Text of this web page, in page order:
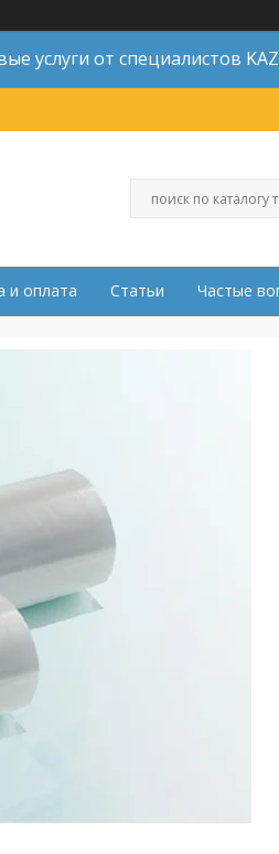
услуги от специалистов
и оплата Статьи Частые